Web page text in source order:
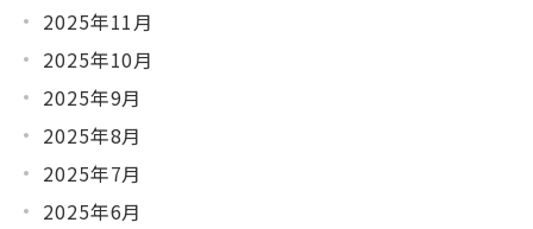
2025年11月
2025年10月
2025年9月
2025年8月
2025年7月
2025年6月